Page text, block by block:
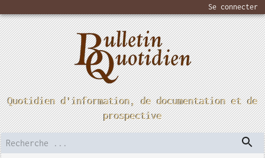
Se connecter
Quotidien d'information, de documentation et de
prospective